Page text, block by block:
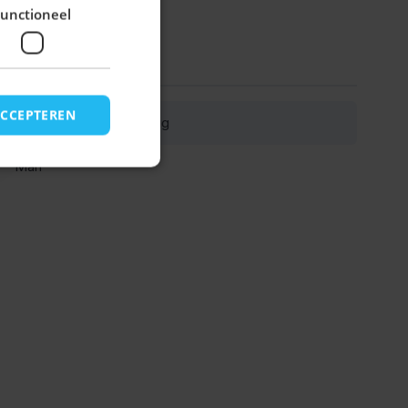
Kitzbuhel Pakket 3-Delig
Man